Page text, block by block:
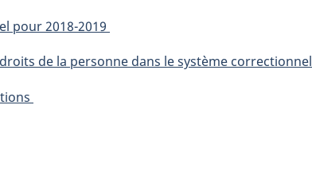
pour 2018-2019
de la personne dans le système correctionnel